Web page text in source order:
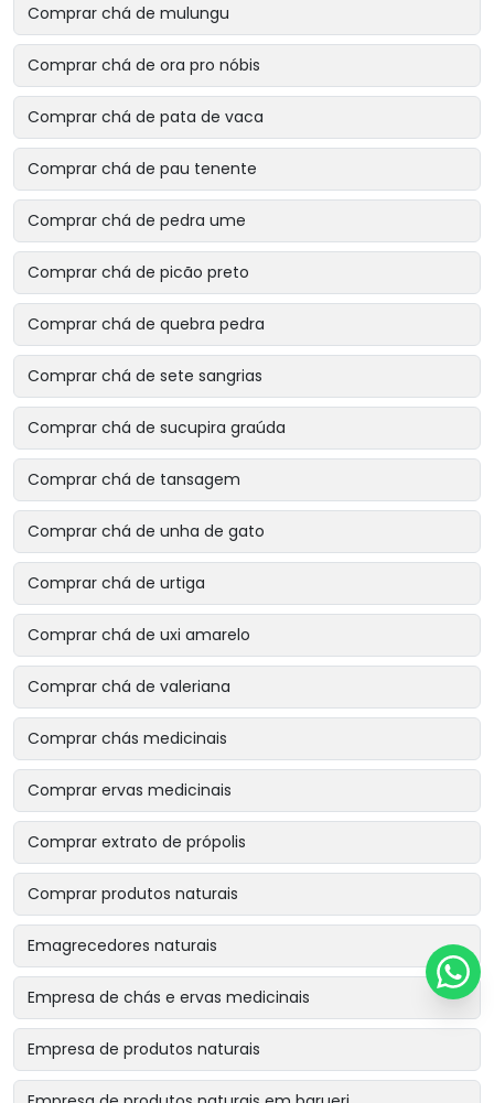
Comprar chá de mulungu
Comprar chá de ora pro nóbis
Comprar chá de pata de vaca
Comprar chá de pau tenente
Comprar chá de pedra ume
Comprar chá de picão preto
Comprar chá de quebra pedra
Comprar chá de sete sangrias
Comprar chá de sucupira graúda
Comprar chá de tansagem
Comprar chá de unha de gato
Comprar chá de urtiga
Comprar chá de uxi amarelo
Comprar chá de valeriana
Comprar chás medicinais
Comprar ervas medicinais
Comprar extrato de própolis
Comprar produtos naturais
Emagrecedores naturais
Empresa de chás e ervas medicinais
Empresa de produtos naturais